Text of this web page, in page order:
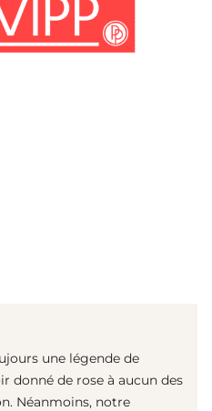
une légende de
donné de rose à aucun des
Néanmoins, notre